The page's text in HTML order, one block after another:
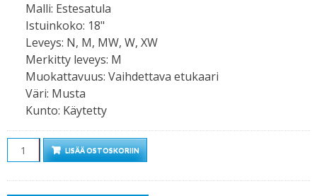
Malli: Estesatula
Istuinkoko: 18"
Leveys: N, M, MW, W, XW
Merkitty leveys: M
Muokattavuus: Vaihdettava etukaari
Väri: Musta
Kunto: Käytetty
Määrä LISÄÄ OSTOSKORIIN